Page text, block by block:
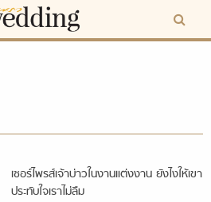
เซอร์ไพรส์เจ้าบ่าวในงานแต่งงาน ยังไงให้เขา
ประทับใจเราไม่ลืม